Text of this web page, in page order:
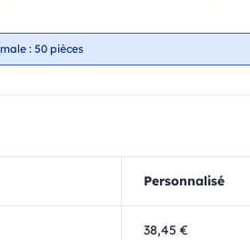
: 50 pièces
Personnalisé
38,45 €